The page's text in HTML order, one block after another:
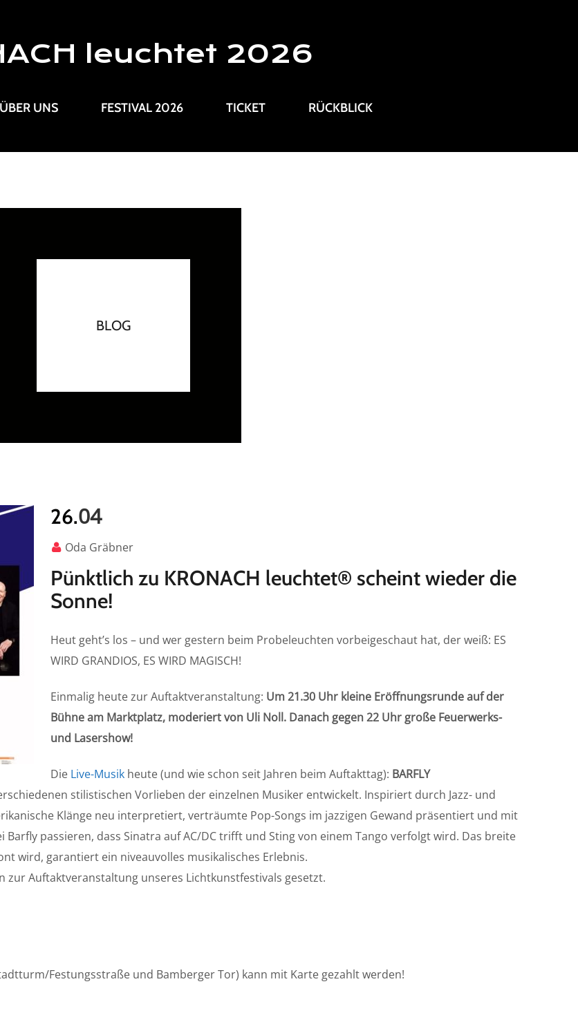
leuchtet 2026
ÜBER UNS FESTIVAL 2026 TICKET RÜCKBLICK
BLOG
26.04
Oda Gräbner
Pünktlich zu KRONACH leuchtet® scheint wieder die
Sonne!
Heut geht’s los – und wer gestern beim Probeleuchten vorbeigeschaut hat, der weiß: ES
WIRD GRANDIOS, ES WIRD MAGISCH!
Einmalig heute zur Auftaktveranstaltung: Um 21.30 Uhr kleine Eröffnungsrunde auf der
Bühne am Marktplatz, moderiert von Uli Noll. Danach gegen 22 Uhr große Feuerwerks-
und Lasershow!
Die Live-Musik heute (und wie schon seit Jahren beim Auftakttag): BARFLY
stilistischen Vorlieben der einzelnen Musiker entwickelt. Inspiriert durch Jazz- und
Klänge neu interpretiert, verträumte Pop-Songs im jazzigen Gewand präsentiert und mit
passieren, dass Sinatra auf AC/DC trifft und Sting von einem Tango verfolgt wird. Das breite
wird, garantiert ein niveauvolles musikalisches Erlebnis.
zur Auftaktveranstaltung unseres Lichtkunstfestivals gesetzt.
Festungsstraße und Bamberger Tor) kann mit Karte gezahlt werden!